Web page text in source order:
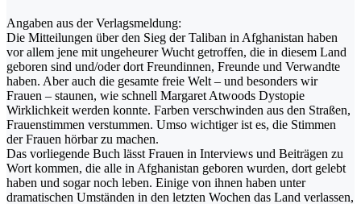
Angaben aus der Verlagsmeldung:
Die Mitteilungen über den Sieg der Taliban in Afghanistan haben
vor allem jene mit ungeheurer Wucht getroffen, die in diesem Land
geboren sind und/oder dort Freundinnen, Freunde und Verwandte
haben. Aber auch die gesamte freie Welt – und besonders wir
Frauen – staunen, wie schnell Margaret Atwoods Dystopie
Wirklichkeit werden konnte. Farben verschwinden aus den Straßen,
Frauenstimmen verstummen. Umso wichtiger ist es, die Stimmen
der Frauen hörbar zu machen.
Das vorliegende Buch lässt Frauen in Interviews und Beiträgen zu
Wort kommen, die alle in Afghanistan geboren wurden, dort gelebt
haben und sogar noch leben. Einige von ihnen haben unter
dramatischen Umständen in den letzten Wochen das Land verlassen,